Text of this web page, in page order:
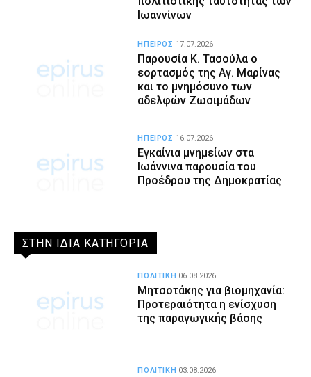
Ιωαννίνων
Παρουσία Κ. Τασούλα ο
εορτασμός της Αγ. Μαρίνας
και το μνημόσυνο των
αδελφών Ζωσιμάδων
ΗΠΕΙΡΟΣ 17.07.2026
Εγκαίνια μνημείων στα
Ιωάννινα παρουσία του
Προέδρου της Δημοκρατίας
ΗΠΕΙΡΟΣ 16.07.2026
ΣΤΗΝ ΙΔΙΑ ΚΑΤΗΓΟΡΙΑ
Μητσοτάκης για βιομηχανία:
Προτεραιότητα η ενίσχυση
της παραγωγικής βάσης
ΠΟΛΙΤΙΚΗ 06.08.2026
ΠΟΛΙΤΙΚΗ 03.08.2026